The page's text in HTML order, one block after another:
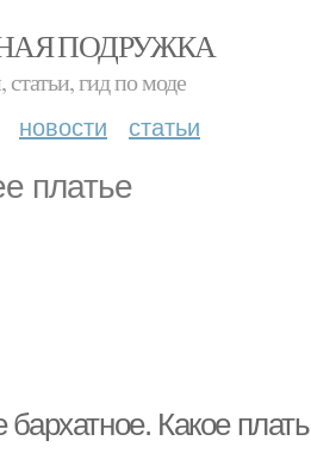
ПОДРУЖКА
статьи, гид по моде
новости статьи
платье
Какое